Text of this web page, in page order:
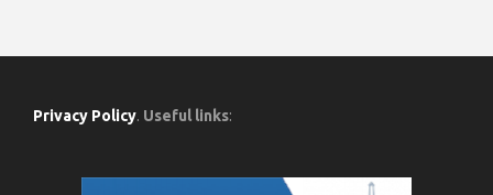
Privacy Policy. Useful links: